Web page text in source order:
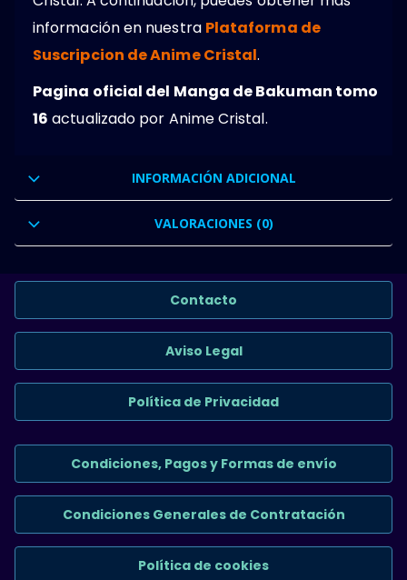
información en nuestra Plataforma de
Suscripcion de Anime Cristal.
Pagina oficial del Manga de Bakuman tomo
16 actualizado por Anime Cristal.
INFORMACIÓN ADICIONAL
VALORACIONES (0)
Contacto
Aviso Legal
Política de Privacidad
Condiciones, Pagos y Formas de envío
Condiciones Generales de Contratación
Política de cookies